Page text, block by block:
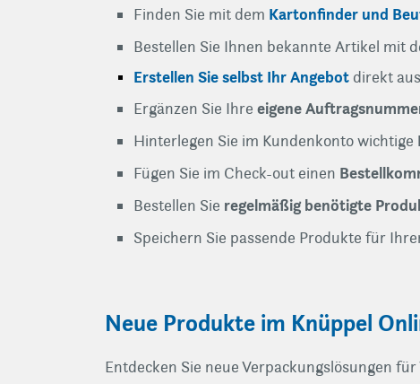
Finden Sie mit dem Kartonfinder und
Bestellen Sie Ihnen bekannte Artikel mit
Erstellen Sie selbst Ihr Angebot direkt
Ergänzen Sie Ihre eigene
Hinterlegen Sie im Kundenkonto wichtige
Fügen Sie im Check-out einen
Bestellen Sie regelmäßig benötigte
Speichern Sie passende Produkte für
Neue Produkte im Knüppel
Entdecken Sie neue Verpackungslösungen